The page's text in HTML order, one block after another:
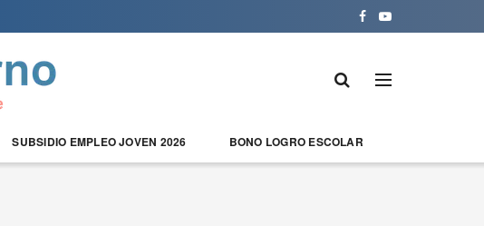
SUBSIDIO EMPLEO JOVEN 2026 BONO LOGRO ESCOLAR